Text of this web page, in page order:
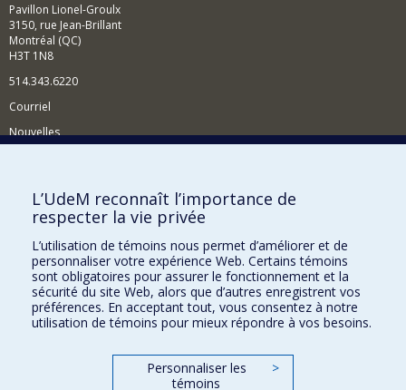
Pavillon Lionel-Groulx
3150, rue Jean-Brillant
Montréal (QC)
H3T 1N8
514.343.6220
Courriel
Nouvelles
Comment soutenir le Département?
BESOIN D'AIDE?
Plan du site
Signaler une erreur
Accessibilité
FACULTÉ DES ARTS ET DES SCIENCES
Nos départements et écoles
L’UdeM reconnaît l’importance de
respecter la vie privée
L’utilisation de témoins nous permet d’améliorer et de
personnaliser votre expérience Web. Certains témoins
sont obligatoires pour assurer le fonctionnement et la
sécurité du site Web, alors que d’autres enregistrent vos
préférences. En acceptant tout, vous consentez à notre
utilisation de témoins pour mieux répondre à vos besoins.
Personnaliser les
témoins
>